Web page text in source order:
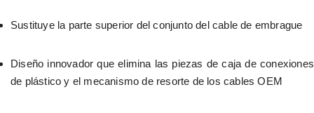
Sustituye la parte superior del conjunto del cable de embrague
Diseño innovador que elimina las piezas de caja de conexiones
de plástico y el mecanismo de resorte de los cables OEM